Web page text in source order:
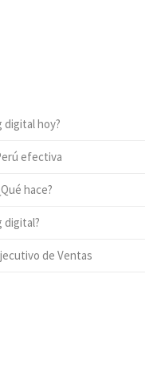
digital hoy?
efectiva
hace?
digital?
de Ventas